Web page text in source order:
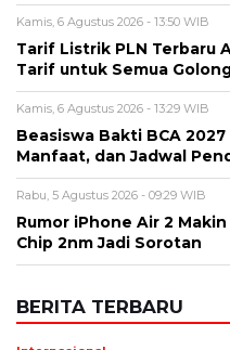
Kamis, 6 Agustus 2026 - 13:50 WIB
Tarif Listrik PLN Terbaru
Tarif untuk Semua
Kamis, 6 Agustus 2026 - 13:29 WIB
Beasiswa Bakti BCA
Manfaat, dan Jadwal
Rabu, 5 Agustus 2026 - 09:29 WIB
Rumor iPhone Air 2
Chip 2nm Jadi Sorotan
BERITA TERBARU